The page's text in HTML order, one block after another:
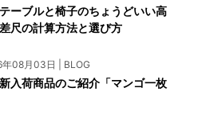
ーブルと椅子のちょうどいい高
尺の計算方法と選び方
年08月03日 | BLOG
新入荷商品のご紹介「マンゴ一枚